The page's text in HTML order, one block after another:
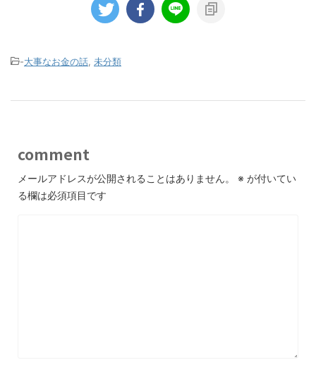
-大事なお金の話, 未分類
comment
メールアドレスが公開されることはありません。 ※ が付いてい
る欄は必須項目です